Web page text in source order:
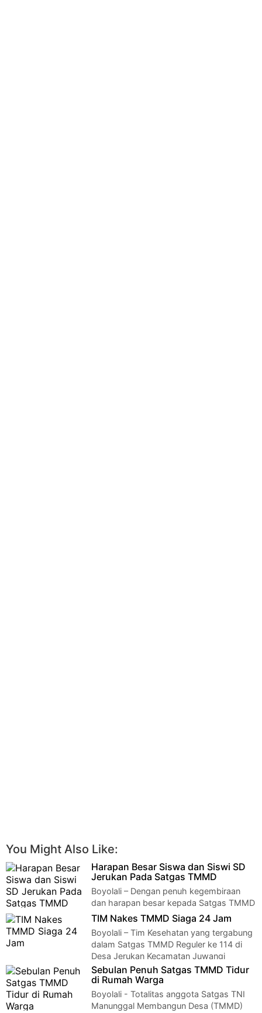
You Might Also Like:
Harapan Besar Siswa dan Siswi SD
Jerukan Pada Satgas TMMD
Boyolali – Dengan penuh kegembiraan
dan harapan besar kepada Satgas TMMD
Reguler ke 114 Kodim 0724/Boyolali, Gilang sala…TIM Nakes TMMD Siaga 24 Jam
Boyolali – Tim Kesehatan yang tergabung
dalam Satgas TMMD Reguler ke 114 di
Desa Jerukan Kecamatan Juwangi
Kabupaten Boy…
Sebulan Penuh Satgas TMMD Tidur
di Rumah Warga
Boyolali - Totalitas anggota Satgas TNI
Manunggal Membangun Desa (TMMD)